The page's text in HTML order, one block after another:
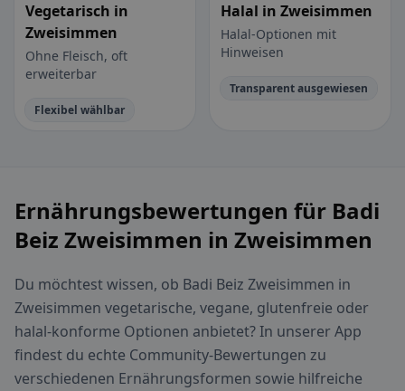
Vegetarisch in
Zweisimmen
Ohne Fleisch, oft
erweiterbar
Flexibel wählbar
Halal in Zweisimmen
Halal-Optionen mit
Hinweisen
Transparent ausgewiesen
Ernährungsbewertungen für Badi
Beiz Zweisimmen in Zweisimmen
Du möchtest wissen, ob Badi Beiz Zweisimmen in
Zweisimmen vegetarische, vegane, glutenfreie oder
halal-konforme Optionen anbietet? In unserer App
findest du echte Community-Bewertungen zu
verschiedenen Ernährungsformen sowie hilfreiche